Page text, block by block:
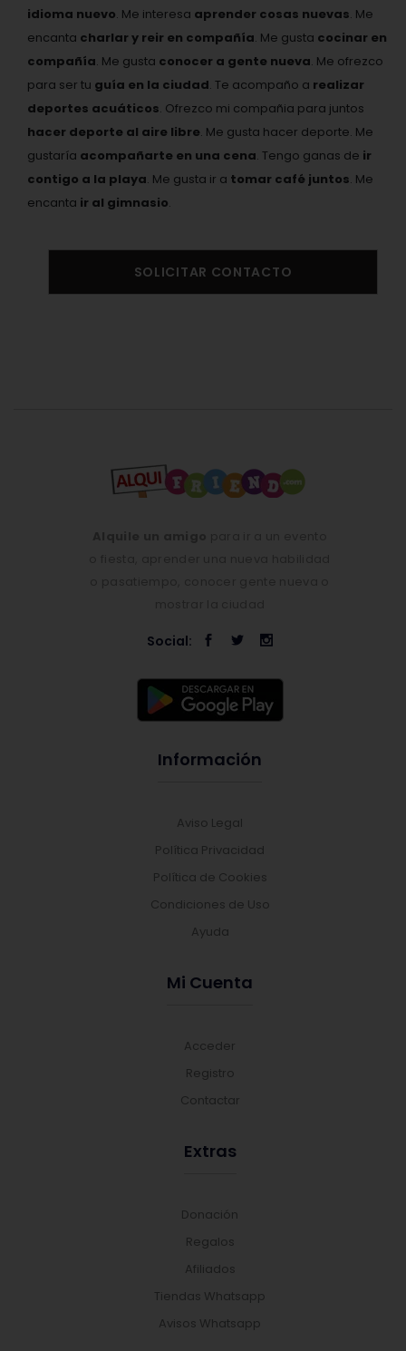
idioma nuevo. Me interesa aprender cosas nuevas. Me
encanta charlar y reir en compañía. Me gusta cocinar en
compañía. Me gusta conocer a gente nueva. Me ofrezco
para ser tu guía en la ciudad. Te acompaño a realizar
deportes acuáticos. Ofrezco mi compañia para juntos
hacer deporte al aire libre. Me gusta hacer deporte. Me
gustaría acompañarte en una cena. Tengo ganas de ir
contigo a la playa. Me gusta ir a tomar café juntos. Me
encanta ir al gimnasio.
SOLICITAR CONTACTO
Social:
Información
Aviso Legal
Política Privacidad
Política de Cookies
Condiciones de Uso
Ayuda
Mi Cuenta
Acceder
Registro
Contactar
Extras
Donación
Regalos
Afiliados
Tiendas Whatsapp
Avisos Whatsapp